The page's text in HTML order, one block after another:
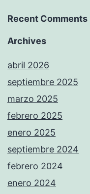
Recent Comments
Archives
abril 2026
septiembre 2025
marzo 2025
febrero 2025
enero 2025
septiembre 2024
febrero 2024
enero 2024